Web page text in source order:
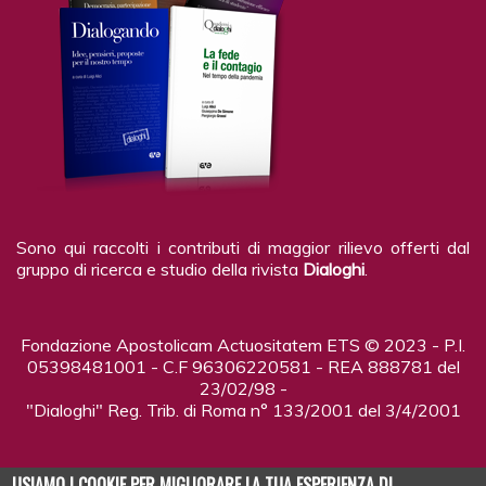
Sono qui raccolti i contributi di maggior rilievo offerti dal
gruppo di ricerca e studio della rivista Dialoghi
Fondazione Apostolicam Actuositatem ETS © 2023 - P.I.
05398481001 - C.F 96306220581 - REA 888781 del
23/02/98 -
"Dialoghi" Reg. Trib. di Roma n° 133/2001 del 3/4/2001